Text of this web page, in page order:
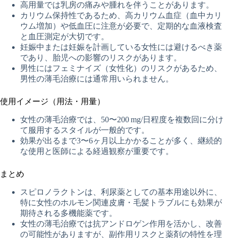
高用量では乳房の痛みや腫れを伴うことがあります。
カリウム保持性であるため、高カリウム血症（血中カリ
ウム増加）や低血圧に注意が必要で、定期的な血液検査
と血圧測定が大切です。
妊娠中または妊娠を計画している女性には避けるべき薬
であり、胎児への影響のリスクがあります。
男性にはフェミナイズ（女性化）のリスクがあるため、
男性の薄毛治療には通常用いられません。
使用イメージ（用法・用量）
女性の薄毛治療では、50〜200 mg/日程度を複数回に分け
て服用するスタイルが一般的です。
効果が出るまで3〜6ヶ月以上かかることが多く、継続的
な使用と医師による経過観察が重要です。
まとめ
スピロノラクトンは、利尿薬としての基本用途以外に、
特に女性のホルモン関連皮膚・毛髪トラブルにも効果が
期待される多機能薬です。
女性の薄毛治療では抗アンドロゲン作用を活かし、改善
の可能性がありますが、副作用リスクと薬剤の特性を理